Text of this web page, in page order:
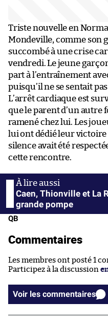
Triste nouvelle en
Mondeville, comme son
succombé à une crise
vendredi. Le jeune
part à l’entraînement
puisqu’il ne se sentait
L’arrêt cardiaque est
que le parent d’un autre
ramené chez lui. Les
lui ont dédié leur victoire
silence avait été
cette rencontre.
Caen, Thionville et La
grande pompe
QB
Commentaires
Les membres ont posté 1
Participez à la discussion
Voir les commentaires